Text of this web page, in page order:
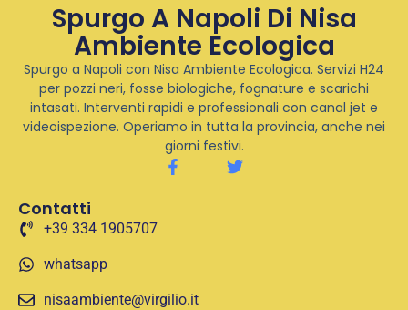
Spurgo A Napoli Di Nisa
Ambiente Ecologica
Spurgo a Napoli con Nisa Ambiente Ecologica. Servizi H24
per pozzi neri, fosse biologiche, fognature e scarichi
intasati. Interventi rapidi e professionali con canal jet e
videoispezione. Operiamo in tutta la provincia, anche nei
giorni festivi.
Contatti
+39 334 1905707
whatsapp
nisaambiente@virgilio.it